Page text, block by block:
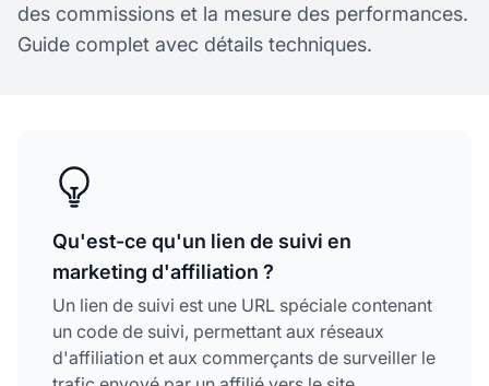
des commissions et la mesure des performances.
Guide complet avec détails techniques.
Qu'est-ce qu'un lien de suivi en
marketing d'affiliation ?
Un lien de suivi est une URL spéciale contenant
un code de suivi, permettant aux réseaux
d'affiliation et aux commerçants de surveiller le